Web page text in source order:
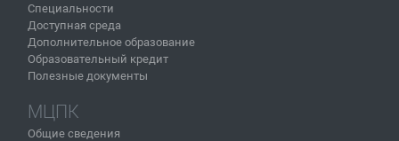
Специальности
Доступная среда
Дополнительное образование
Образовательный кредит
Полезные документы
МЦПК
Общие сведения